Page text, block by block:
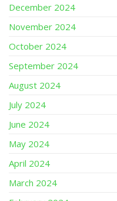
December 2024
November 2024
October 2024
September 2024
August 2024
July 2024
June 2024
May 2024
April 2024
March 2024